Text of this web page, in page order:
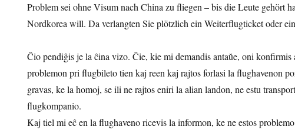
Problem sei ohne Visum nach China zu fliegen – bis die Leute gehört
Nordkorea will. Da verlangten Sie plötzlich ein Weiterflugticket oder
Ĉio pendiĝis je la ĉina vizo. Ĉie, kie mi demandis antaŭe, oni konfirmis
problemon pri flugbileto tien kaj reen kaj rajtos forlasi la flughavenon
gravas, ke la homoj, se ili ne rajtos eniri la alian landon, ne estu
flugkompanio.
Kaj tiel mi eĉ en la flughaveno ricevis la informon, ke ne estos